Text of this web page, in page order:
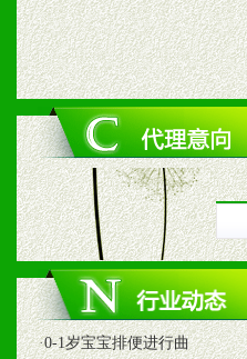
2、对于临
六、服务优
1、完善的
我们将及时
2、售后服
以及时受理
·0-1岁宝宝排便进行曲